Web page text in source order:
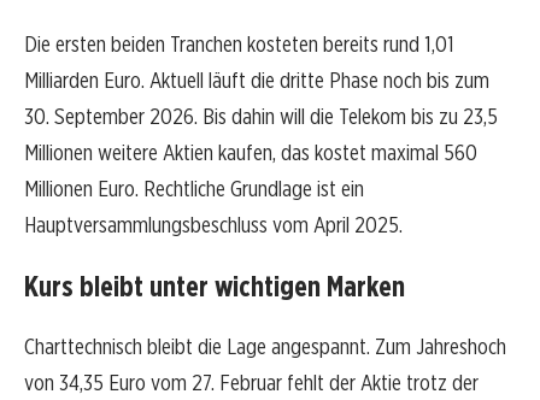
Die ersten beiden Tranchen kosteten bereits rund 1,01
Milliarden Euro. Aktuell läuft die dritte Phase noch bis zum
30. September 2026. Bis dahin will die Telekom bis zu 23,5
Millionen weitere Aktien kaufen, das kostet maximal 560
Millionen Euro. Rechtliche Grundlage ist ein
Hauptversammlungsbeschluss vom April 2025.
Kurs bleibt unter wichtigen Marken
Charttechnisch bleibt die Lage angespannt. Zum Jahreshoch
von 34,35 Euro vom 27. Februar fehlt der Aktie trotz der